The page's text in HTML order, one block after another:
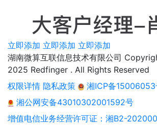
立即添加 立即添加 立即添加
湖南微算互联信息技术有限公司
2025 Redfinger . All Rights Reserved
权限详情 隐私政策
湘ICP备15006053
湘公网安备43010302001592号
增值电信业务经营许可证：湘B2-